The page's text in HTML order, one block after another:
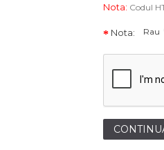
Nota: Codul
Nota: Rau